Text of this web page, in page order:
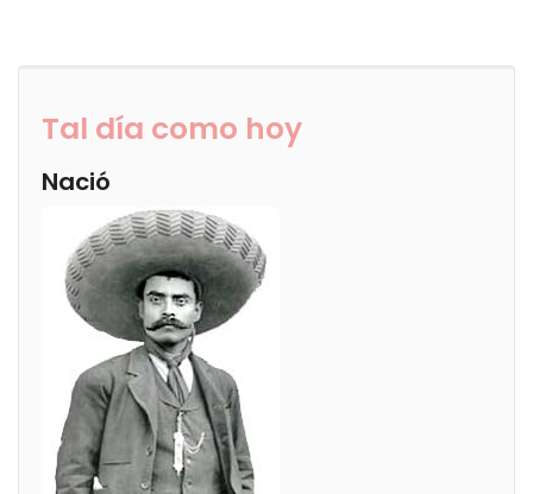
Tal día como hoy
Nació